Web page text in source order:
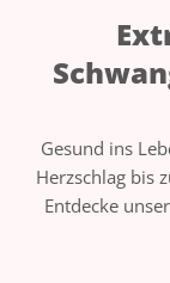
Gesund ins
Herzschlag bis
Entdecke